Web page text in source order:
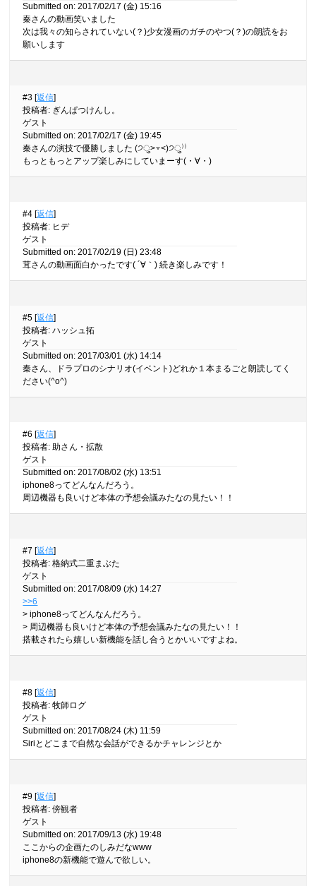
Submitted on: 2017/02/17 (金) 15:16
秦さんの動画笑いました
次は我々の知らされていない(？)少女漫画のガチのやつ(？)の朗読をお
願いします
#3 [返信]
投稿者: ぎんぱつけんし。
ゲスト
Submitted on: 2017/02/17 (金) 19:45
秦さんの演技で優勝しました (੭ु>▿<)੭ु⁾⁾
もっともっとアップ楽しみにしていまーす(・∀・)
#4 [返信]
投稿者: ヒデ
ゲスト
Submitted on: 2017/02/19 (日) 23:48
茸さんの動画面白かったです( ´∀｀) 続き楽しみです！
#5 [返信]
投稿者:ハッシュ拓
ゲスト
Submitted on: 2017/03/01 (水) 14:14
秦さん、ドラプロのシナリオ(イベント)どれか１本まるごと朗読してく
ださい(^o^)
#6 [返信]
投稿者: 助さん・拡散
ゲスト
Submitted on: 2017/08/02 (水) 13:51
iphone8ってどんなんだろう。
周辺機器も良いけど本体の予想会議みたなの見たい！！
#7 [返信]
投稿者:格納式二重まぶた
ゲスト
Submitted on: 2017/08/09 (水) 14:27
>>6
> iphone8ってどんなんだろう。
> 周辺機器も良いけど本体の予想会議みたなの見たい！！
搭載されたら嬉しい新機能を話し合うとかいいですよね。
#8 [返信]
投稿者:牧師ログ
ゲスト
Submitted on: 2017/08/24 (木) 11:59
Siriとどこまで自然な会話ができるかチャレンジとか
#9 [返信]
投稿者:傍観者
ゲスト
Submitted on: 2017/09/13 (水) 19:48
ここからの企画たのしみだなwww
iphone8の新機能で遊んで欲しい。